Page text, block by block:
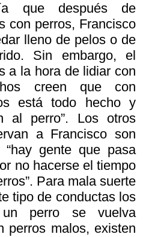
que después de
con perros, Francisco
lleno de pelos o de
Sin embargo, el
a la hora de lidiar con
creen que con
está todo hecho y
al perro”. Los otros
a Francisco son
gente que pasa
no hacerse el tiempo
Para mala suerte
tipo de conductas los
perro se vuelva
perros malos, existen